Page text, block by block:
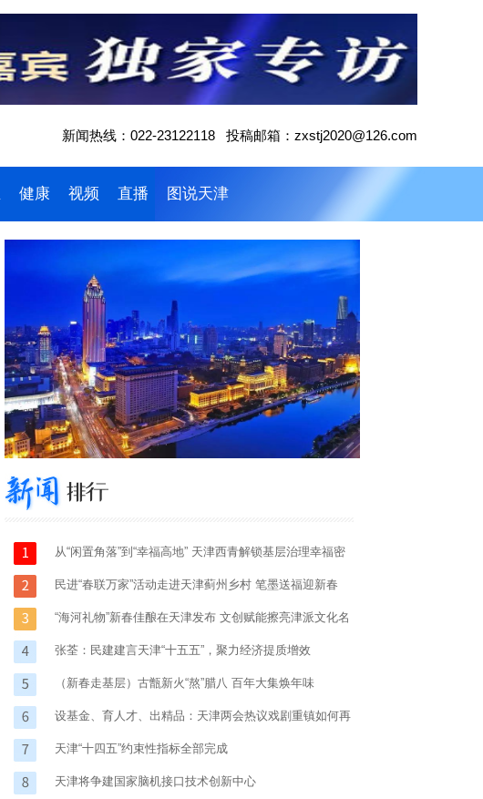
新闻热线：022-23122118 投稿邮箱：zxstj2020@126.com
健康 视频 直播 图说天津
从“闲置角落”到“幸福高地” 天津西青解锁基层治理幸福密
码
民进“春联万家”活动走进天津蓟州乡村 笔墨送福迎新春
“海河礼物”新春佳酿在天津发布 文创赋能擦亮津派文化名
片
张荃：民建建言天津“十五五”，聚力经济提质增效
（新春走基层）古甑新火“熬”腊八 百年大集焕年味
设基金、育人才、出精品：天津两会热议戏剧重镇如何再
攀高峰
天津“十四五”约束性指标全部完成
天津将争建国家脑机接口技术创新中心